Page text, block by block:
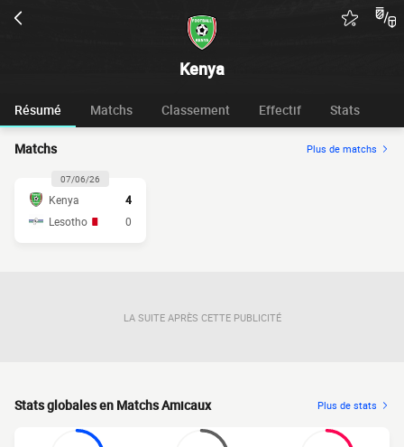
Kenya
Résumé Matchs Classement Effectif Stats
Matchs Plus de matchs
07/06/26
Kenya
4
Lesotho
0
LA SUITE APRÈS CETTE PUBLICITÉ
Stats globales en Matchs Amicaux Plus de stats